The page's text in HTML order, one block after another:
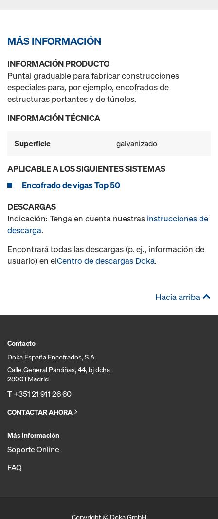
MÁS INFORMACIÓN
INFORMACIÓN PRODUCTO
Puntal graduable para fabricar construcciones
especiales para, por ejemplo, encofrados de
estructuras portantes y de túneles.
INFORMACIÓN TÉCNICA
Superficie galvanizado
APLICABLE A LOS SIGUIENTES SISTEMAS
Encofrado de vigas Top 50
DESCARGAS
Indicación: Tenga en cuenta nuestras instrucciones de
descarga.
Encontrará todas las descargas (p. ej., información de
usuario) en elCentro de descargas Doka.
Hacia arriba
Contacto
Doka España Encofrados, S.A.
Calle General Pardiñas, 44, bj dcha
28001 Madrid
T+351 21 911 26 60
CONTACTAR AHORA
Más Información
Soporte Online
FAQ
Copyright © Doka GmbH